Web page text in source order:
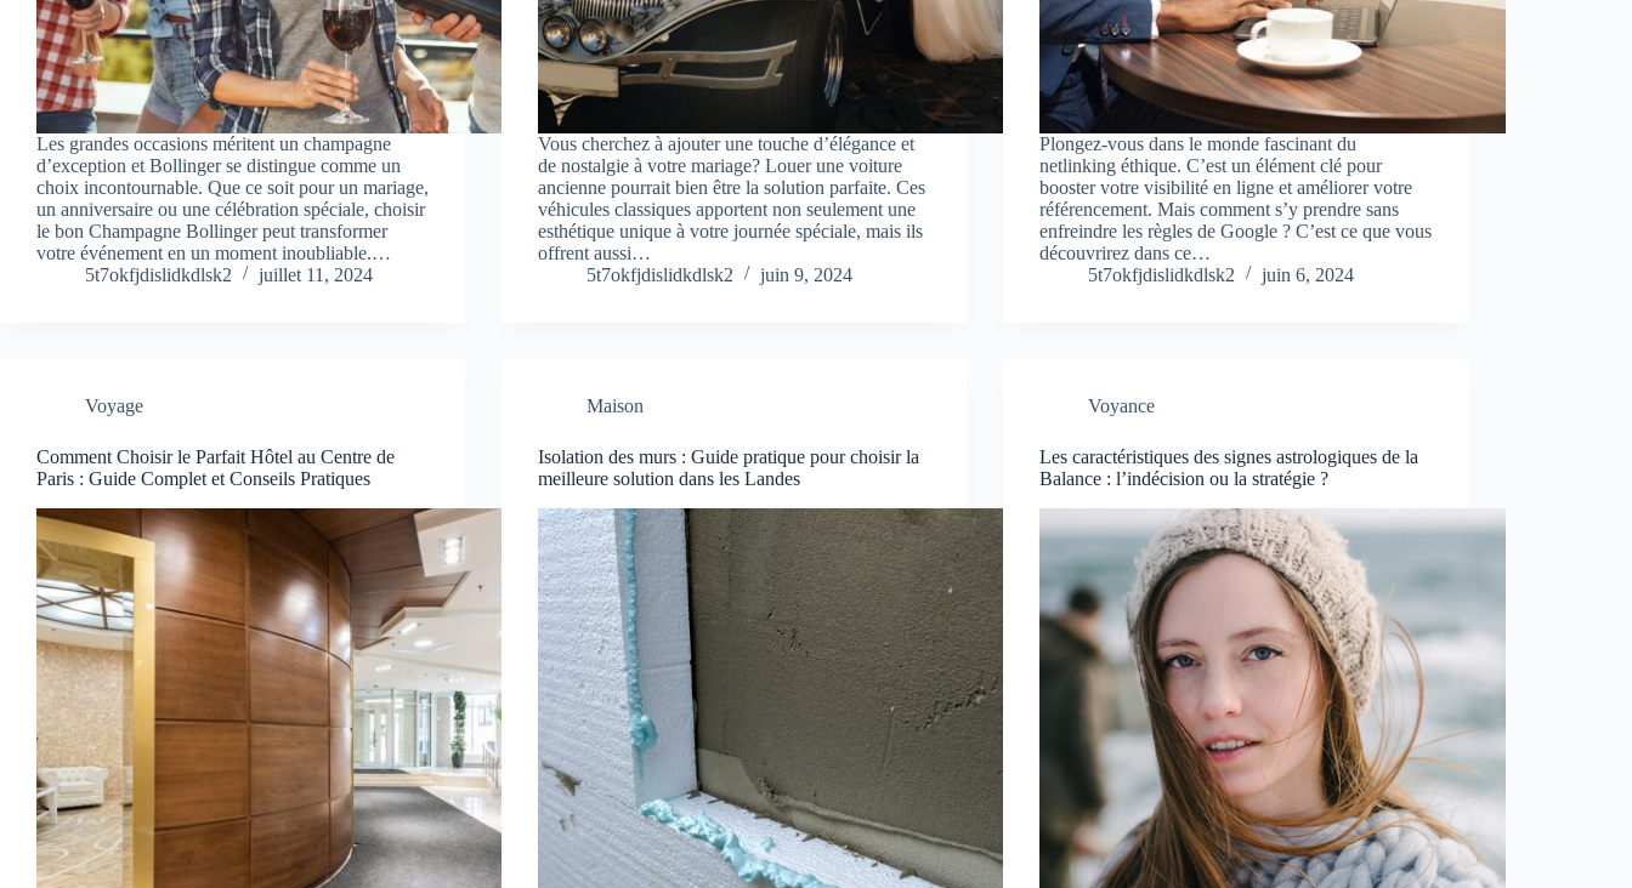
Les grandes occasions méritent un champagne
d’exception et Bollinger se distingue comme un
choix incontournable. Que ce soit pour un mariage,
un anniversaire ou une célébration spéciale, choisir
le bon Champagne Bollinger peut transformer
votre événement en un moment inoubliable.…
5t7okfjdislidkdlsk2
juillet 11, 2024
Vous cherchez à ajouter une touche d’élégance et
de nostalgie à votre mariage? Louer une voiture
ancienne pourrait bien être la solution parfaite. Ces
véhicules classiques apportent non seulement une
esthétique unique à votre journée spéciale, mais ils
offrent aussi…
5t7okfjdislidkdlsk2
juin 9, 2024
Plongez-vous dans le monde fascinant du
netlinking éthique. C’est un élément clé pour
booster votre visibilité en ligne et améliorer votre
référencement. Mais comment s’y prendre sans
enfreindre les règles de Google ? C’est ce que vous
découvrirez dans ce…
5t7okfjdislidkdlsk2
juin 6, 2024
Voyage
Comment Choisir le Parfait Hôtel au Centre de
Paris : Guide Complet et Conseils Pratiques
Maison
Isolation des murs : Guide pratique pour choisir la
meilleure solution dans les Landes
Voyance
Les caractéristiques des signes astrologiques de la
Balance : l’indécision ou la stratégie ?